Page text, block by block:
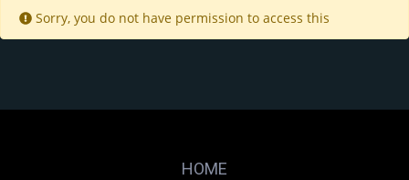
Sorry, you do not have permission to access this
HOME